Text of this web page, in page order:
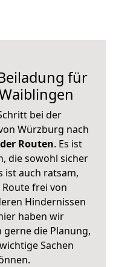
für
bei der
Würzburg nach
Routen. Es ist
die sowohl sicher
ist auch ratsam,
frei von
Hindernissen
haben wir
die Planung,
Sachen